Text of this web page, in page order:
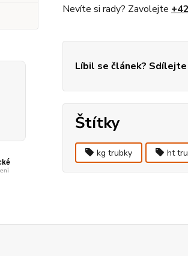
Nevíte si rady? Zavolejte
Líbil se článek?
Štítky
kg trubky ht